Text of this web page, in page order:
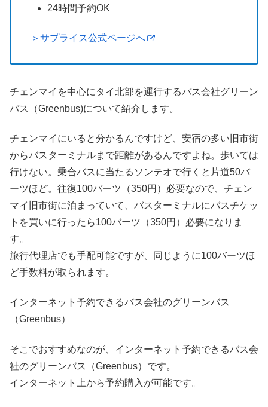
24時間予約OK
＞サプライス公式ページへ
チェンマイを中心にタイ北部を運行するバス会社グリーン
バス（Greenbus)について紹介します。
チェンマイにいると分かるんですけど、安宿の多い旧市街
からバスターミナルまで距離があるんですよね。歩いては
行けない。乗合バスに当たるソンテオで行くと片道50バ
ーツほど。往復100バーツ（350円）必要なので、チェン
マイ旧市街に泊まっていて、バスターミナルにバスチケッ
トを買いに行ったら100バーツ（350円）必要になりま
す。
旅行代理店でも手配可能ですが、同じように100バーツほ
ど手数料が取られます。
インターネット予約できるバス会社のグリーンバス
（Greenbus）
そこでおすすめなのが、インターネット予約できるバス会
社のグリーンバス（Greenbus）です。
インターネット上から予約購入が可能です。